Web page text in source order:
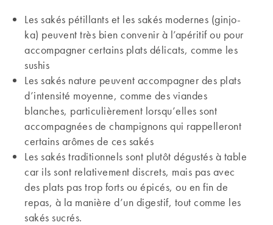
Les sakés pétillants et les sakés modernes (ginjo-
ka) peuvent très bien convenir à l’apéritif ou pour
accompagner certains plats délicats, comme les
sushis
Les sakés nature peuvent accompagner des plats
d’intensité moyenne, comme des viandes
blanches, particulièrement lorsqu’elles sont
accompagnées de champignons qui rappelleront
certains arômes de ces sakés
Les sakés traditionnels sont plutôt dégustés à table
car ils sont relativement discrets, mais pas avec
des plats pas trop forts ou épicés, ou en fin de
repas, à la manière d’un digestif, tout comme les
sakés sucrés.